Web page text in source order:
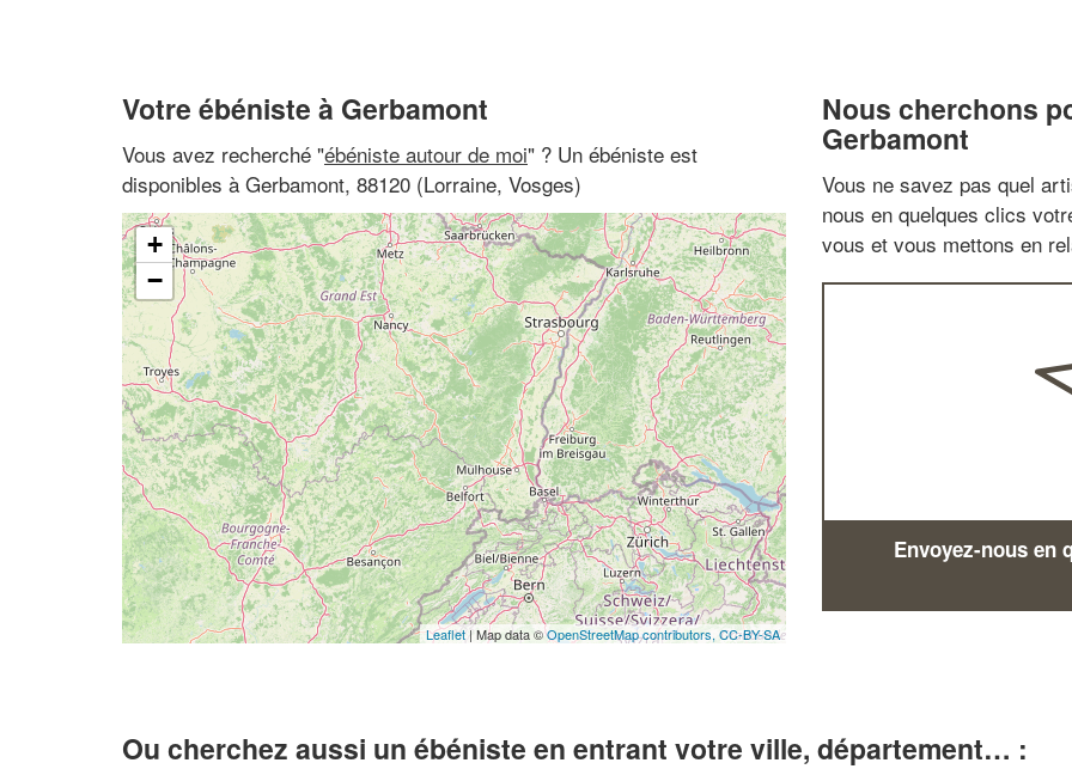
Votre ébéniste à Gerbamont
Vous avez recherché "ébéniste autour de moi" ? Un ébéniste est
disponibles à Gerbamont, 88120 (Lorraine, Vosges)
+
−
Leaflet | Map data ©OpenStreetMap contributors, CC-BY-SA
Nous cherchons
Gerbamont
Vous ne savez pas quel
nous en quelques clics
vous et vous mettons en
Envoyez-nous en
Ou cherchez aussi un ébéniste en entrant votre ville, département… :